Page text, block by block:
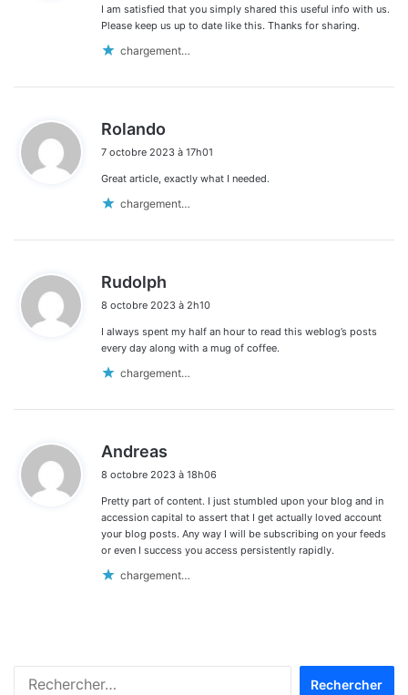
:
I am satisfied that you simply shared this useful info with us.
Please keep us up to date like this. Thanks for sharing.
chargement…
Rolando
t
7 octobre 2023 à 17h01
Great article, exactly what I needed.
chargement…
Rudolph
t
:
8 octobre 2023 à 2h10
I always spent my half an hour to read this weblog’s posts
every day along with a mug of coffee.
chargement…
Andreas
t
:
8 octobre 2023 à 18h06
Pretty part of content. I just stumbled upon your blog and in
accession capital to assert that I get actually loved account
your blog posts. Any way I will be subscribing on your feeds
or even I success you access persistently rapidly.
chargement…